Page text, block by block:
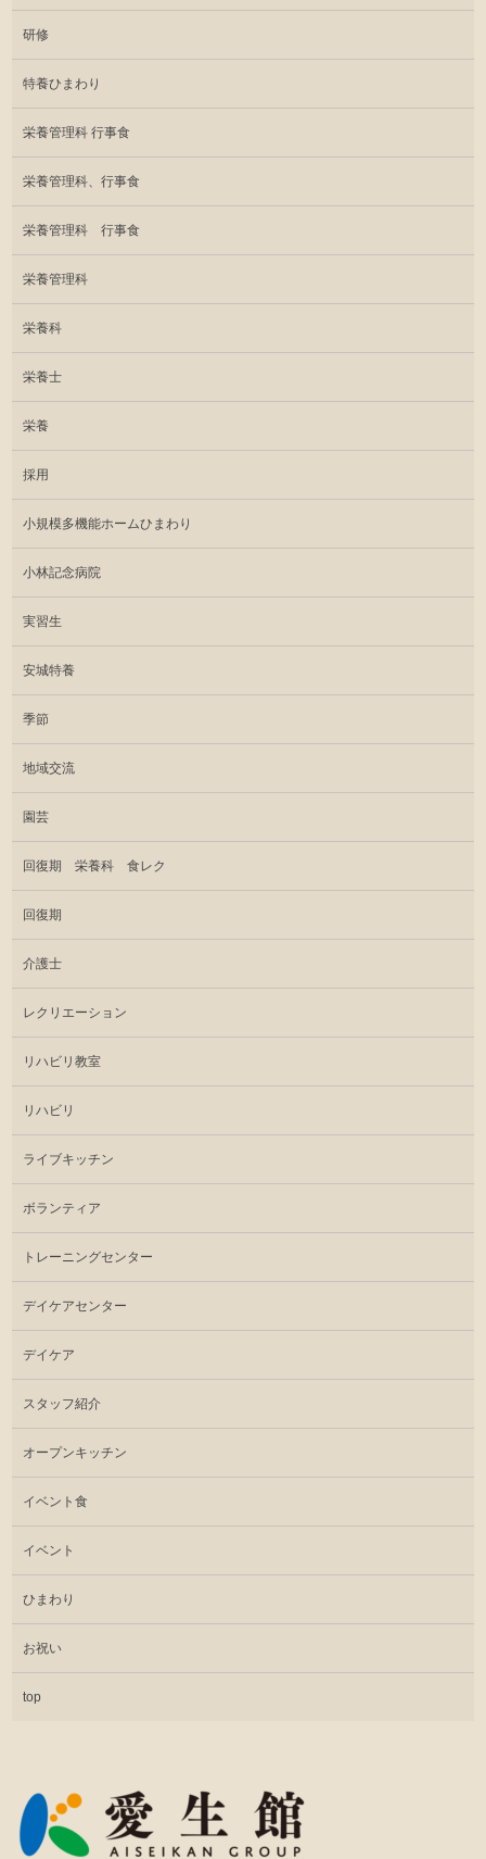
研修
特養ひまわり
栄養管理科 行事食
栄養管理科、行事食
栄養管理科 行事食
栄養管理科
栄養科
栄養士
栄養
採用
小規模多機能ホームひまわり
小林記念病院
実習生
安城特養
季節
地域交流
園芸
回復期 栄養科 食レク
回復期
介護士
レクリエーション
リハビリ教室
リハビリ
ライブキッチン
ボランティア
トレーニングセンター
デイケアセンター
デイケア
スタッフ紹介
オープンキッチン
イベント食
イベント
ひまわり
お祝い
top